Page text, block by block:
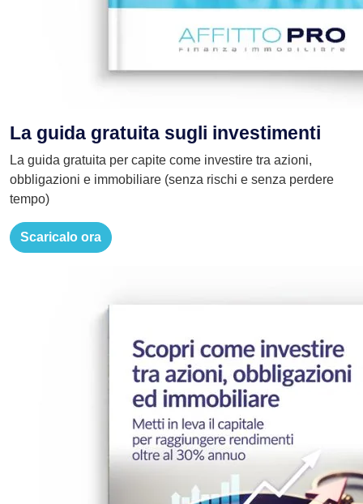
La guida gratuita sugli investimenti
La guida gratuita per capite come investire tra azioni,
obbligazioni e immobiliare (senza rischi e senza perdere
tempo)
Scaricalo ora